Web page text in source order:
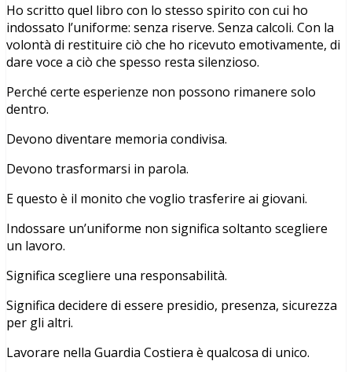
Ho scritto quel libro con lo stesso spirito con cui ho
indossato l’uniforme: senza riserve. Senza calcoli. Con la
volontà di restituire ciò che ho ricevuto emotivamente, di
dare voce a ciò che spesso resta silenzioso.
Perché certe esperienze non possono rimanere solo
dentro.
Devono diventare memoria condivisa.
Devono trasformarsi in parola.
E questo è il monito che voglio trasferire ai giovani.
Indossare un’uniforme non significa soltanto scegliere
un lavoro.
Significa scegliere una responsabilità.
Significa decidere di essere presidio, presenza, sicurezza
per gli altri.
Lavorare nella Guardia Costiera è qualcosa di unico.